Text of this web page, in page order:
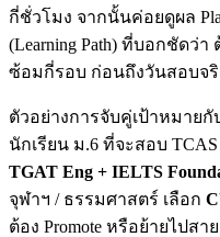
กี่ชั่วโมง จากนั้นค่อยดูผล
(Learning Path) ที่บอกชัดว่
ซ้อมกี่รอบ ก่อนถึงวันสอบจริ
ตัวอย่างการจับคู่เป้าหมาย
นักเรียน ม.6 ที่จะสอบ
TGAT Eng + IELTS
จุฬาฯ / ธรรมศาสตร์ เลือก
ต้อง Promote หรือย้ายไปสา